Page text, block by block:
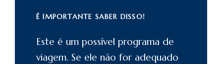
É IMPORTANTE SABER DISSO!
Este é um possível programa de
viagem. Se ele não for adequado